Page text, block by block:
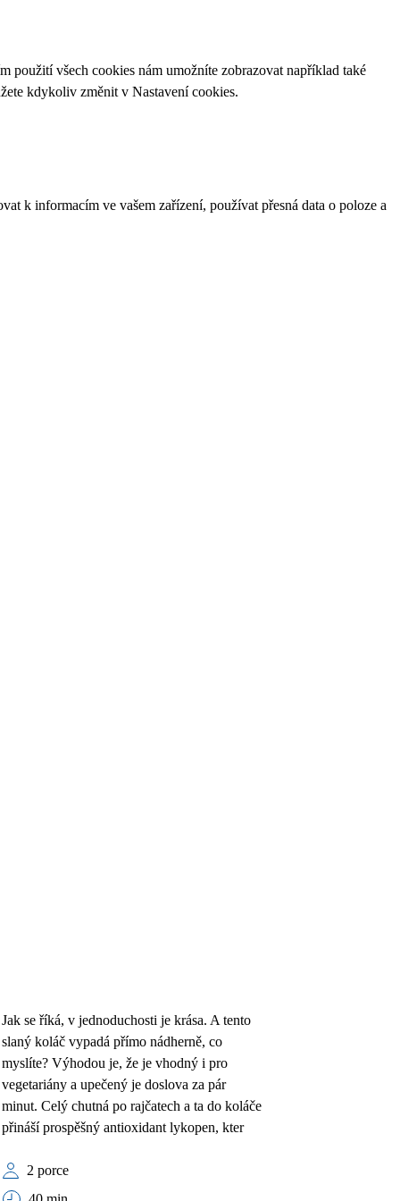
použití všech cookies nám umožníte zobrazovat například také
kdykoliv změnit v Nastavení cookies.
k informacím ve vašem zařízení, používat přesná data o poloze a
Jak se říká, v jednoduchosti je krása. A tento
slaný koláč vypadá přímo nádherně, co
myslíte? Výhodou je, že je vhodný i pro
vegetariány a upečený je doslova za pár
minut. Celý chutná po rajčatech a ta do koláče
přináší prospěšný antioxidant lykopen, kter
2 porce